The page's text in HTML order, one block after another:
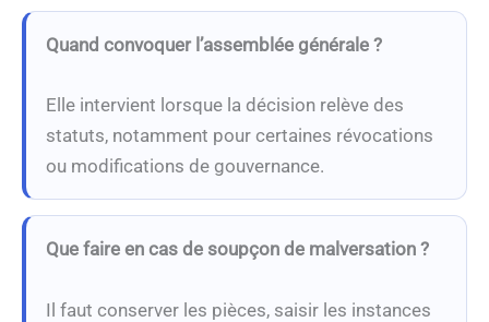
Quand convoquer l’assemblée générale ?
Elle intervient lorsque la décision relève des
statuts, notamment pour certaines révocations
ou modifications de gouvernance.
Que faire en cas de soupçon de malversation ?
Il faut conserver les pièces, saisir les instances